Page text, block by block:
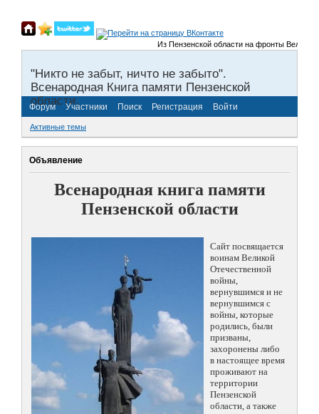
Из Пензенской области на фронты Великой
"Никто не забыт, ничто не забыто".
Всенародная Книга памяти Пензенской
области.
Форум Участники Поиск Регистрация Войти
Активные темы
Объявление
Всенародная книга памяти
Пензенской области
Сайт посвящается
воинам Великой
Отечественной
войны,
вернувшимся и не
вернувшимся с
войны, которые
родились, были
призваны,
захоронены либо
в настоящее время
проживают на
территории
Пензенской
области, а также